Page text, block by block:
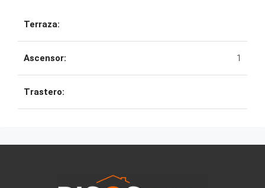
Terraza:
Ascensor: 1
Trastero: